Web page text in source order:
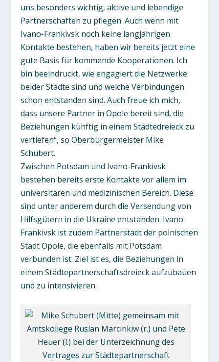
uns besonders wichtig, aktive und lebendige
Partnerschaften zu pflegen. Auch wenn mit
Ivano-Frankivsk noch keine langjährigen
Kontakte bestehen, haben wir bereits jetzt eine
gute Basis für kommende Kooperationen. Ich
bin beeindruckt, wie engagiert die Netzwerke
beider Städte sind und welche Verbindungen
schon entstanden sind. Auch freue ich mich,
dass unsere Partner in Opole bereit sind, die
Beziehungen künftig in einem Städtedreieck zu
vertiefen“, so Oberbürgermeister Mike
Schubert.
Zwischen Potsdam und Ivano-Frankivsk
bestehen bereits erste Kontakte vor allem im
universitären und medizinischen Bereich. Diese
sind unter anderem durch die Versendung von
Hilfsgütern in die Ukraine entstanden. Ivano-
Frankivsk ist zudem Partnerstadt der polnischen
Stadt Opole, die ebenfalls mit Potsdam
verbunden ist. Ziel ist es, die Beziehungen in
einem Städtepartnerschaftsdreieck aufzubauen
und zu intensivieren.